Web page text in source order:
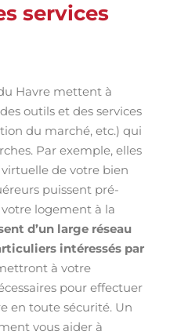
services
Havre mettent à
outils et des services
du marché, etc.) qui
Par exemple, elles
de votre bien
puissent pré-
logement à la
d’un large réseau
intéressés par
à votre
pour effectuer
en toute sécurité. Un
vous aider à